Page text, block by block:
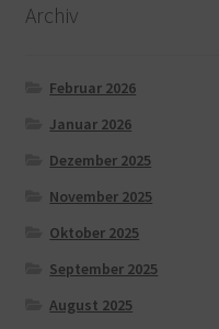
Archiv
Februar 2026
Januar 2026
Dezember 2025
November 2025
Oktober 2025
September 2025
August 2025